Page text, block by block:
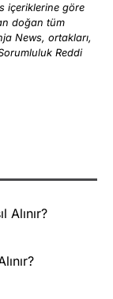
içeriklerine göre
doğan tüm
News, ortakları,
Reddi
Alınır?